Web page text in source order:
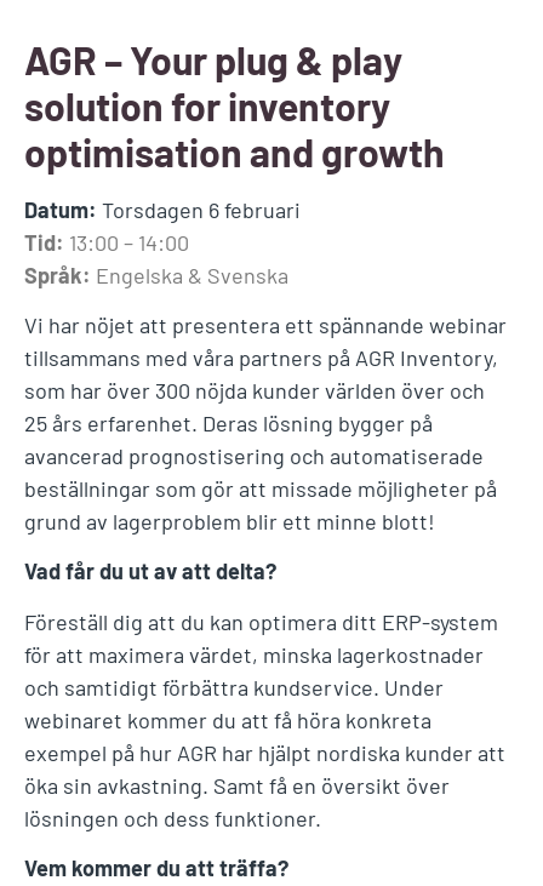
AGR – Your plug & play
solution for inventory
optimisation and growth
Datum: Torsdagen 6 februari
Tid: 13:00 – 14:00
Språk: Engelska & Svenska
Vi har nöjet att presentera ett spännande webinar
tillsammans med våra partners på AGR Inventory,
som har över 300 nöjda kunder världen över och
25 års erfarenhet. Deras lösning bygger på
avancerad prognostisering och automatiserade
beställningar som gör att missade möjligheter på
grund av lagerproblem blir ett minne blott!
Vad får du ut av att delta?
Föreställ dig att du kan optimera ditt ERP-system
för att maximera värdet, minska lagerkostnader
och samtidigt förbättra kundservice. Under
webinaret kommer du att få höra konkreta
exempel på hur AGR har hjälpt nordiska kunder att
öka sin avkastning. Samt få en översikt över
lösningen och dess funktioner.
Vem kommer du att träffa?